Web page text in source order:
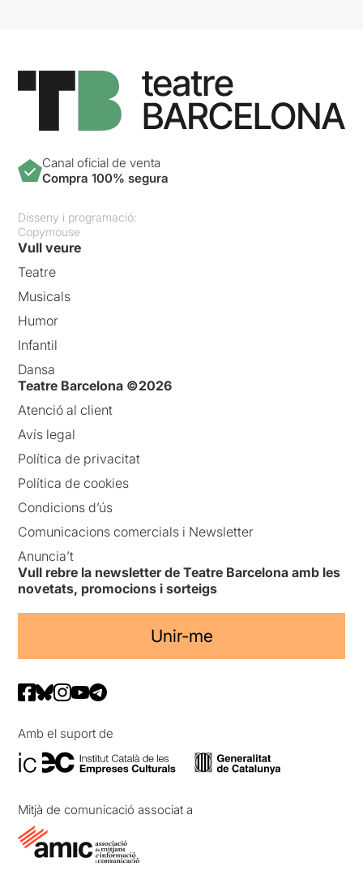
Canal oficial de venta
Compra 100% segura
Disseny i programació:
Copymouse
Vull veure
Teatre
Musicals
Humor
Infantil
Dansa
Teatre Barcelona ©2026
Atenció al client
Avís legal
Política de privacitat
Política de cookies
Condicions d’ús
Comunicacions comercials i Newsletter
Anuncia’t
Vull rebre la newsletter de Teatre Barcelona amb les
novetats, promocions i sorteigs
Unir-me
Amb el suport de
Mitjà de comunicació associat a